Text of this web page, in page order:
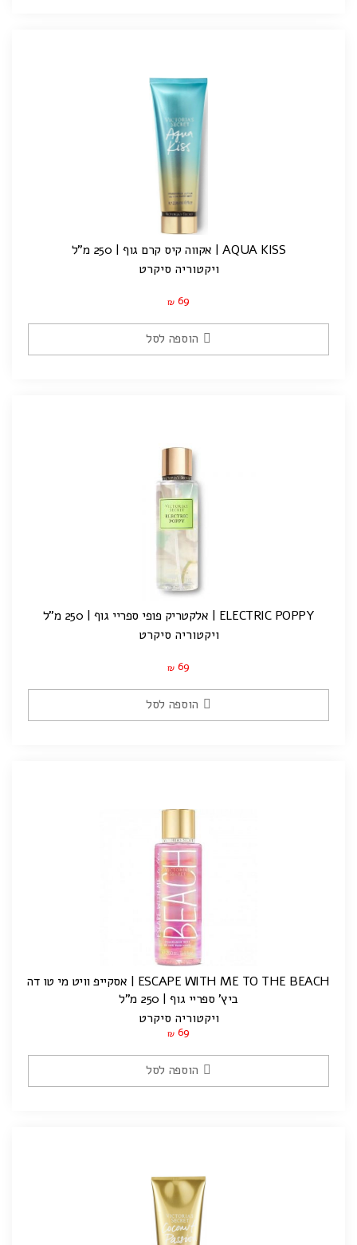
AQUA KISS | אקווה קיס קרם גוף | 250 מ"ל
ויקטוריה סיקרט
₪ 69
הוספה לסל
ELECTRIC POPPY | אלקטריק פופי ספריי גוף | 250 מ"ל
ויקטוריה סיקרט
₪ 69
הוספה לסל
ESCAPE WITH ME TO THE BEACH | אסקייפ וויט מי טו דה
ביץ' ספריי גוף | 250 מ"ל
ויקטוריה סיקרט
₪ 69
הוספה לסל